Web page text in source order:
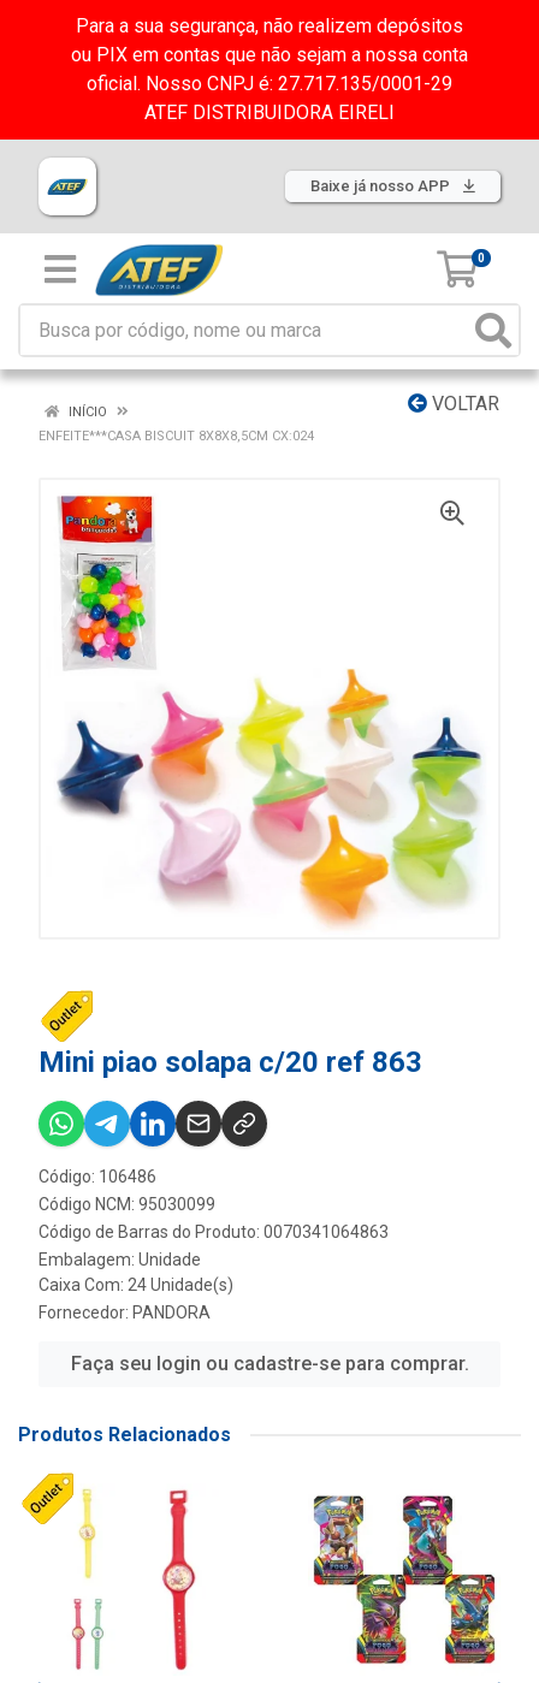
Para a sua segurança, não realizem depósitos
ou PIX em contas que não sejam a nossa conta
oficial. Nosso CNPJ é: 27.717.135/0001-29
ATEF DISTRIBUIDORA EIRELI
Baixe já nosso APP
0
VOLTAR
INÍCIO
ENFEITE***CASA BISCUIT 8X8X8,5CM CX:024
Mini piao solapa c/20 ref 863
Código: 106486
Código NCM: 95030099
Código de Barras do Produto: 0070341064863
Embalagem: Unidade
Caixa Com: 24 Unidade(s)
Fornecedor: PANDORA
Faça seu login ou cadastre-se para comprar.
Produtos Relacionados